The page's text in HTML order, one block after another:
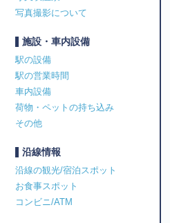
写真撮影について
施設・車内設備
駅の設備
駅の営業時間
車内設備
荷物・ペットの持ち込み
その他
沿線情報
沿線の観光/宿泊スポット
お食事スポット
コンビニ/ATM